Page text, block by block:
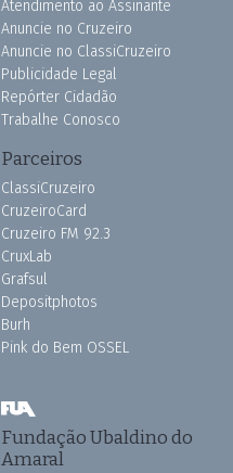
Atendimento ao Assinante
Anuncie no Cruzeiro
Anuncie no ClassiCruzeiro
Publicidade Legal
Repórter Cidadão
Trabalhe Conosco
Parceiros
ClassiCruzeiro
CruzeiroCard
Cruzeiro FM 92.3
CruxLab
Grafsul
Depositphotos
Burh
Pink do Bem OSSEL
Fundação Ubaldino do
Amaral